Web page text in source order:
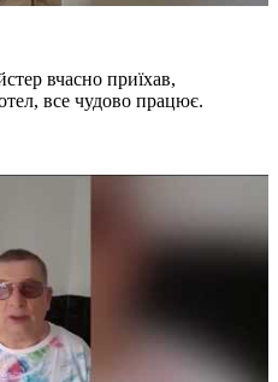
вчасно приїхав,
все чудово працює.